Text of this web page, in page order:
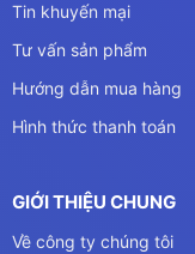
Tin khuyến mại
Tư vấn sản phẩm
Hướng dẫn mua hàng
Hình thức thanh toán
GIỚI THIỆU CHUNG
Về công ty chúng tôi